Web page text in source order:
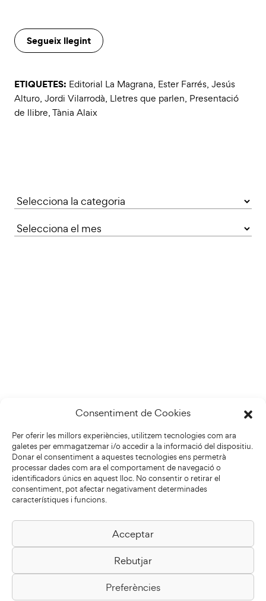
Consentiment de Cookies
Per oferir les millors experiències, utilitzem tecnologies com ara
galetes per emmagatzemar i/o accedir a la informació del dispositiu.
Donar el consentiment a aquestes tecnologies ens permetrà
processar dades com ara el comportament de navegació o
identificadors únics en aquest lloc. No consentir o retirar el
consentiment, pot afectar negativament determinades
característiques i funcions.
Acceptar
Rebutjar
Preferències
Segueix llegint
ETIQUETES: Editorial La Magrana, Ester Farrés, Jesús
Alturo, Jordi Vilarrodà, Lletres que parlen, Presentació
de llibre,Tània Alaix
Categories
Biblioteca Pilarin Bayés
Passeig de la Generalitat, 1
08500 Vic